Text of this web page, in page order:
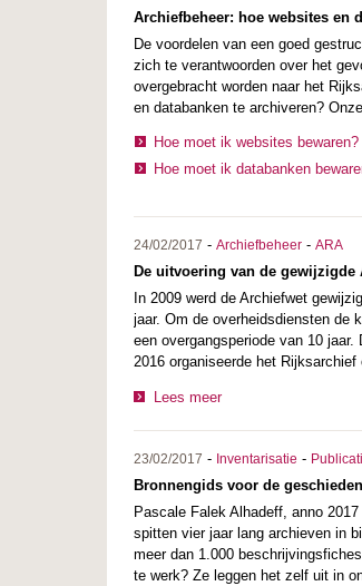
Archiefbeheer: hoe websites en
De voordelen van een goed
zich te verantwoorden over het
overgebracht worden naar het
en databanken te archiveren?
Hoe moet ik websites bewaren?
Hoe moet ik databanken
24/02/2017 - Archiefbeheer - ARA
De uitvoering van de gewijzigde
In 2009 werd de Archiefwet
jaar. Om de overheidsdiensten de
een overgangsperiode van 10
2016 organiseerde het
Lees meer
23/02/2017 - Inventarisatie -
Bronnengids voor de
Pascale Falek Alhadeff, anno
spitten vier jaar lang archieven in
meer dan 1.000
te werk? Ze leggen het zelf uit in